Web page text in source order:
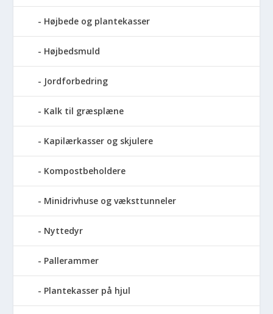
Højbede og plantekasser
Højbedsmuld
Jordforbedring
Kalk til græsplæne
Kapilærkasser og skjulere
Kompostbeholdere
Minidrivhuse og væksttunneler
Nyttedyr
Pallerammer
Plantekasser på hjul